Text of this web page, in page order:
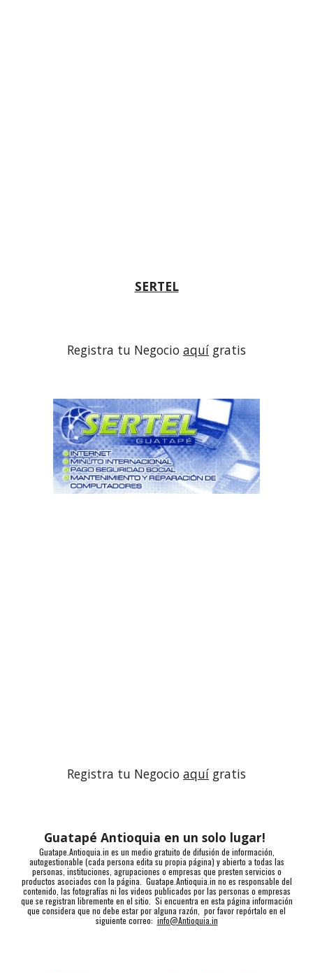
SERTEL
Registra tu Negocio aquí gratis
Registra tu Negocio aquí gratis
Guatapé Antioquia en un solo lugar!
Guatape.Antioquia.in es un medio gratuito de difusión de información,
autogestionable (cada persona edita su propia página) y abierto a todas las
personas, instituciones, agrupaciones o empresas que presten servicios o
productos asociados con la página. Guatape.Antioquia.in no es responsable del
contenido, las fotografías ni los videos publicados por las personas o empresas
que se registran libremente en el sitio. Si encuentra en esta página información
que considera que no debe estar por alguna razón, por favor repórtalo en el
siguiente correo: info@Antioquia.in